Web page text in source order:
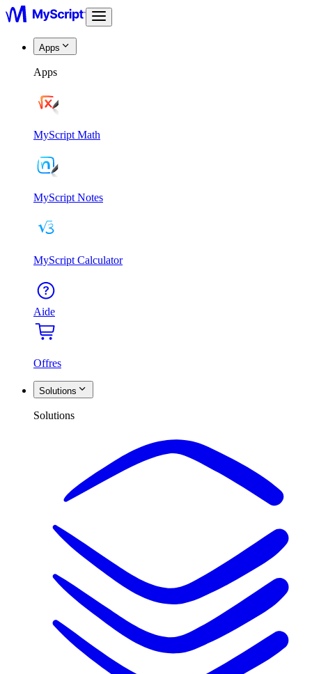
Apps
Apps
MyScript Math
MyScript Notes
MyScript Calculator
Aide
Offres
Solutions
Solutions